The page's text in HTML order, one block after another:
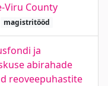
Viru County
magistritööd
ja
abirahade
reoveepuhastite